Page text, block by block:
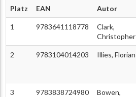
Platz EAN Autor
1 9783641118778
Clark,
Christopher
2 9783104014203 Illies, Florian
3 9783838724980
Bowen,